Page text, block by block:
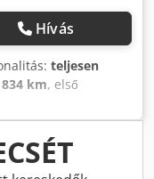
Hívás
teljesen
km, első
fülke,
, Felszereltség:
hulladékszállító –